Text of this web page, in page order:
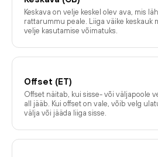
Keskava on velje keskel olev ava, mis
rattarummu peale. Liiga väike keskauk
velje kasutamise võimatuks.
Offset (ET)
Offset näitab, kui sisse- või väljapoole
all jääb. Kui offset on vale, võib velg
välja või jääda liiga sisse.